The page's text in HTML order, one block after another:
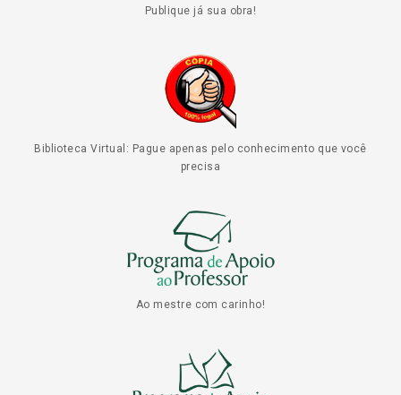
Publique já sua obra!
Biblioteca Virtual: Pague apenas pelo conhecimento que você
precisa
Ao mestre com carinho!